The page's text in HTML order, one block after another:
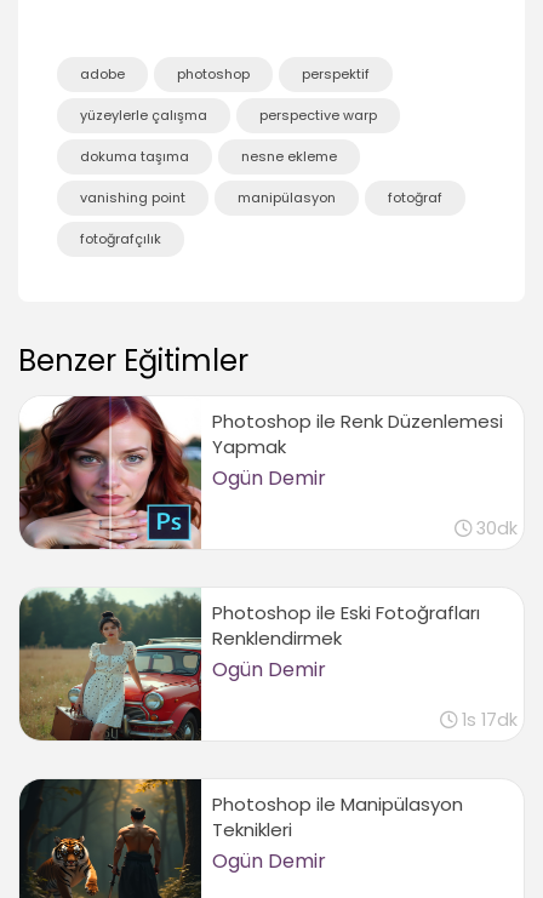
adobe photoshop perspektif
yüzeylerle çalışma perspective warp
dokuma taşıma nesne ekleme
vanishing point manipülasyon fotoğraf
fotoğrafçılık
Benzer Eğitimler
Photoshop ile Renk Düzenlemesi
Yapmak
Ogün Demir
30dk
Photoshop ile Eski Fotoğrafları
Renklendirmek
Ogün Demir
1s 17dk
Photoshop ile Manipülasyon
Teknikleri
Ogün Demir